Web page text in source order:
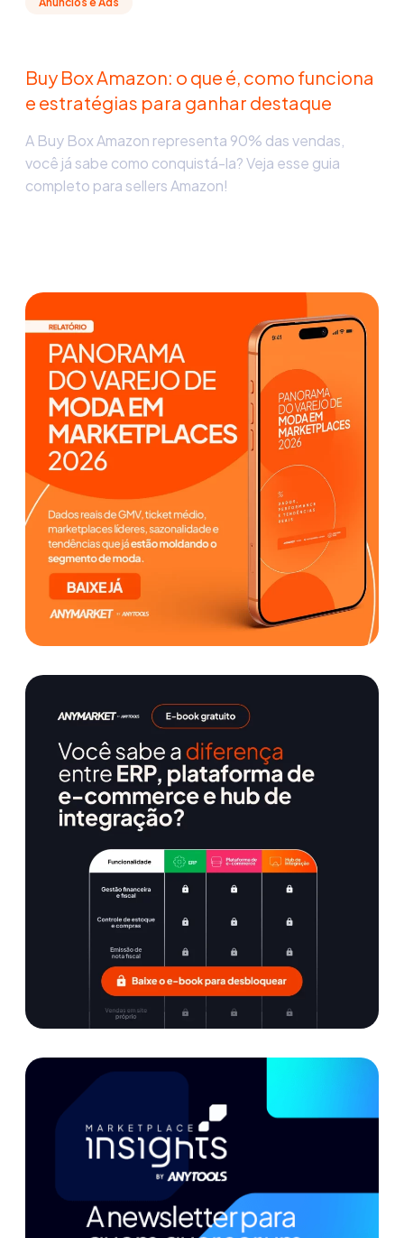
Buy Box Amazon: o que é, como funciona
e estratégias para ganhar destaque
A Buy Box Amazon representa 90% das vendas,
você já sabe como conquistá-la? Veja esse guia
completo para sellers Amazon!